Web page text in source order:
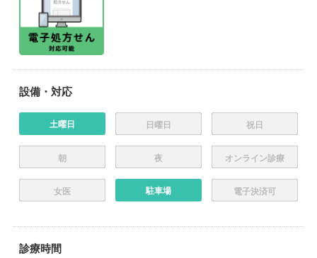
設備・対応
土曜日 日曜日 祝日
朝 夜 オンライン診療
女医 駐車場 電子決済可
診療時間